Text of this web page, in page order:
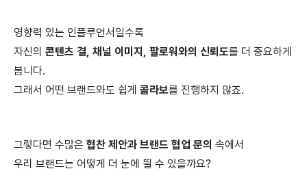
영향력 있는 인플루언서일수록
자신의 콘텐츠 결, 채널 이미지, 팔로워와의 신뢰도를 더 중요하게
봅니다.
그래서 어떤 브랜드와도 쉽게 콜라보를 진행하지 않죠.
그렇다면 수많은 협찬 제안과 브랜드 협업 문의 속에서
우리 브랜드는 어떻게 더 눈에 띌 수 있을까요?